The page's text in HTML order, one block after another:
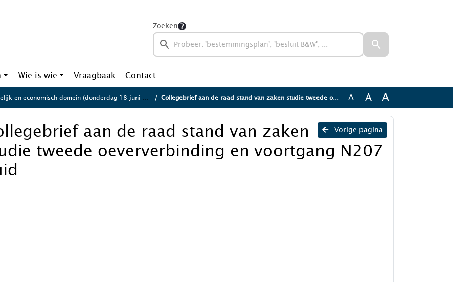
Zoeken
Wie is wie Vraagbaak Contact
en economisch domein (donderdag 18 juni 2026) Collegebrief aan de raad stand van zaken studie tweede oeververbinding en voortgang N207 Zuid A A A
Vorige pagina
aan de raad stand van zaken
tweede oeververbinding en voortgang N207